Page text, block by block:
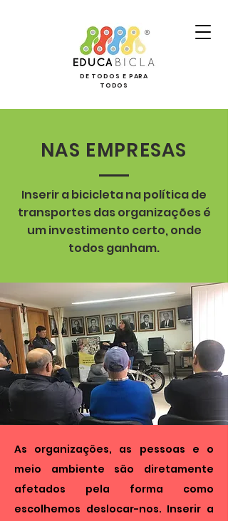
DE TODOS E PARA
TODOS
NAS EMPRESAS
Inserir a bicicleta na política de
transportes das organizações é
um investimento certo, onde
todos ganham.
As organizações, as pessoas e o
meio ambiente são diretamente
afetados pela forma como
escolhemos deslocar-nos. Inserir a